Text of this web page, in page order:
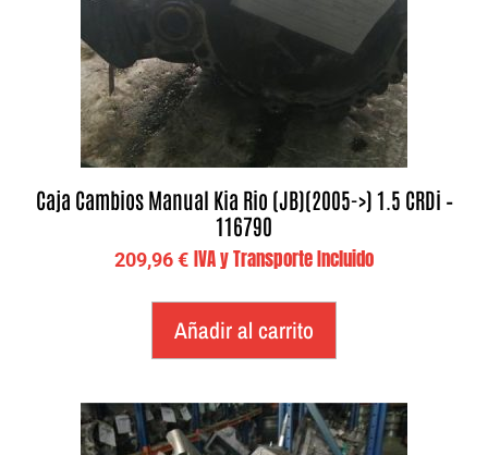
Caja Cambios Manual Kia Rio (JB)(2005->) 1.5 CRDi –
116790
209,96€ IVA y Transporte Incluido
Añadir al carrito